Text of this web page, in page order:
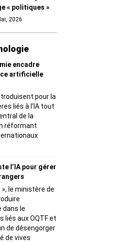
« politiques »
2026
encadre
artificielle
pour la
liés à l’IA tout
de la
réformant
l’IA pour gérer
le ministère de
dans le
liés aux OQTF et
de désengorger
de vives